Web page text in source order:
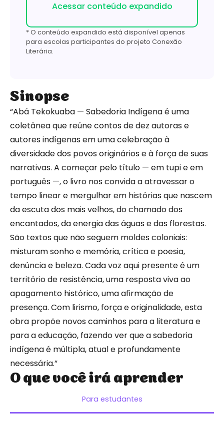
Acessar conteúdo expandido
* O conteúdo expandido está disponível apenas
para escolas participantes do projeto Conexão
Literária.
Sinopse
“Abá Tekokuaba — Sabedoria Indígena é uma
coletânea que reúne contos de dez autoras e
autores indígenas em uma celebração à
diversidade dos povos originários e à força de suas
narrativas. A começar pelo título — em tupi e em
português —, o livro nos convida a atravessar o
tempo linear e mergulhar em histórias que nascem
da escuta dos mais velhos, do chamado dos
encantados, da energia das águas e das florestas.
São textos que não seguem moldes coloniais:
misturam sonho e memória, crítica e poesia,
denúncia e beleza. Cada voz aqui presente é um
território de resistência, uma resposta viva ao
apagamento histórico, uma afirmação de
presença. Com lirismo, força e originalidade, esta
obra propõe novos caminhos para a literatura e
para a educação, fazendo ver que a sabedoria
indígena é múltipla, atual e profundamente
necessária.”
O que você irá aprender
Para estudantes